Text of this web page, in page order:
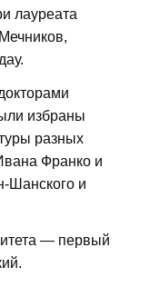
лауреата
избраны
разных
Франко и
Шанского и
— первый